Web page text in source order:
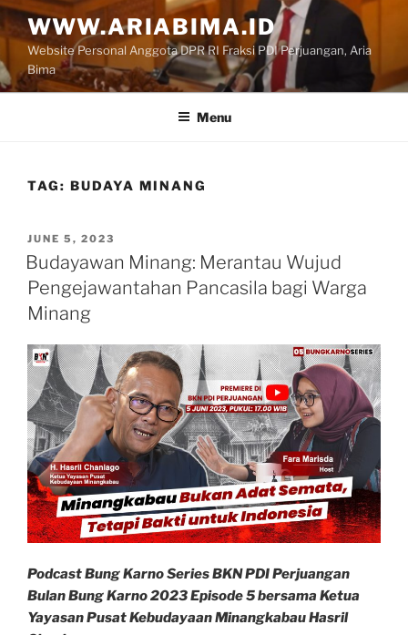
Skip
to
content
WWW.ARIABIMA.ID
Website Personal Anggota DPR RI Fraksi PDI Perjuangan, Aria
Bima
Menu
TAG: BUDAYA MINANG
POSTED
ON
JUNE 5, 2023
Budayawan Minang: Merantau Wujud
Pengejawantahan Pancasila bagi Warga
Minang
Podcast Bung Karno Series BKN PDI Perjuangan
Bulan Bung Karno 2023 Episode 5 bersama Ketua
Yayasan Pusat Kebudayaan MinangkabauHasril